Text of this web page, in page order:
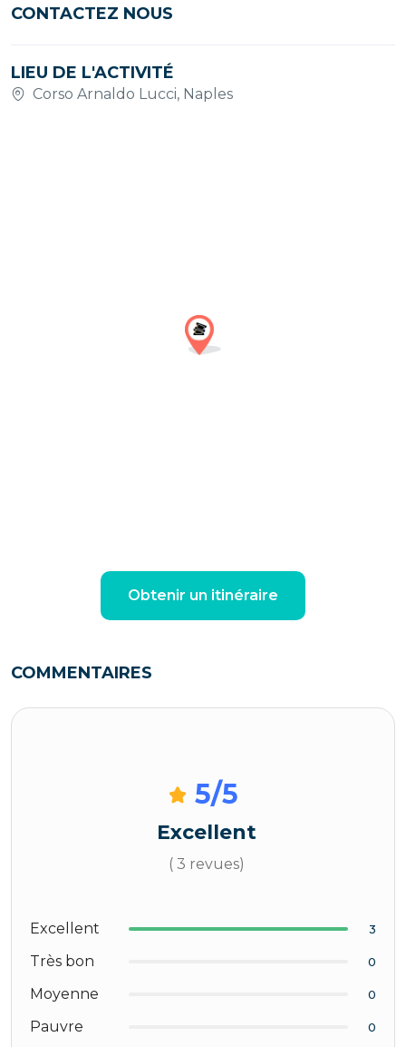
CONTACTEZ NOUS
LIEU DE L'ACTIVITÉ
Corso Arnaldo Lucci, Naples
Obtenir un itinéraire
COMMENTAIRES
5/5
Excellent
( 3 revues)
Excellent 3
Très bon 0
Moyenne 0
Pauvre 0